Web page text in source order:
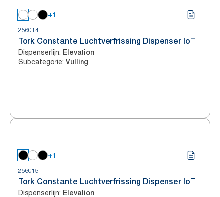
+1
256014
Tork Constante Luchtverfrissing Dispenser IoT
Dispenserlijn: Elevation
Subcategorie: Vulling
+1
256015
Tork Constante Luchtverfrissing Dispenser IoT
Dispenserlijn: Elevation